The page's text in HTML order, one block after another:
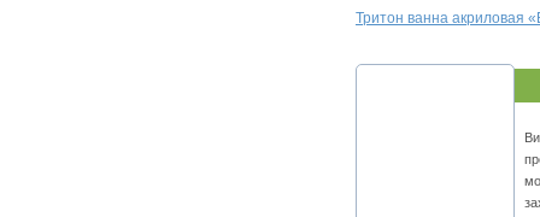
Тритон ванна акриловая